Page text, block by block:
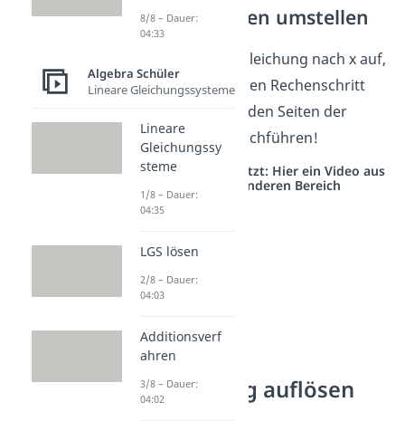
Gleichungen umstellen
Löst du eine Gleichung nach x auf,
musst du deinen Rechenschritt
immer auf beiden Seiten der
Gleichung durchführen!
Studyflix vernetzt: Hier ein Video aus
einem anderen Bereich
Gleichung auflösen
8/8 – Dauer:
04:33
Algebra Schüler
Lineare Gleichungssysteme
Lineare
Gleichungssy
steme
1/8 – Dauer:
04:35
LGS lösen
2/8 – Dauer:
04:03
Additionsverf
ahren
3/8 – Dauer:
04:02